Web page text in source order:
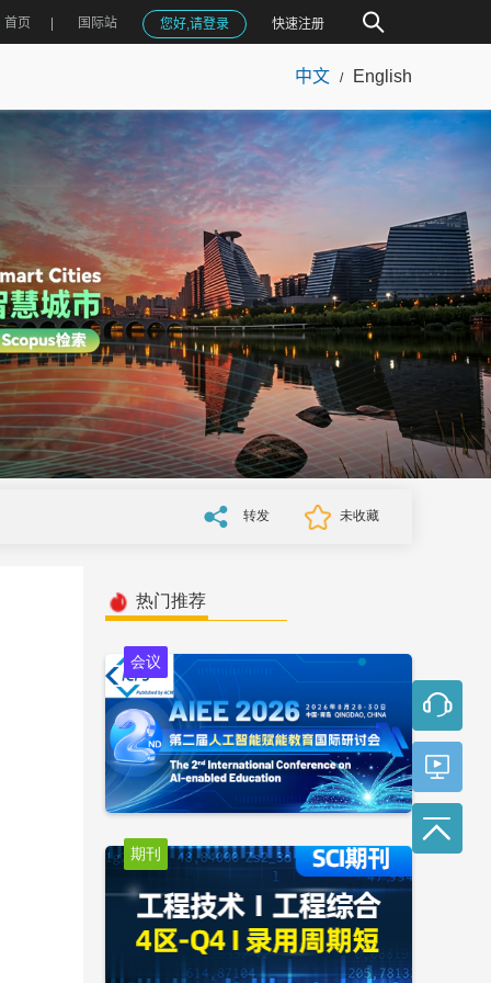
首页 国际站 您好,请登录 快速注册
中文 / English
转发 未收藏
热门推荐
会议
期刊